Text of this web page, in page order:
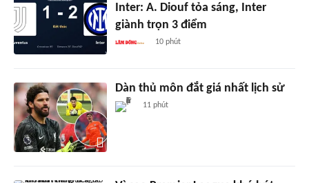
Inter: A. Diouf tỏa sáng, Inter
giành trọn 3 điểm
10 phút
Dàn thủ môn đắt giá nhất lịch sử
11 phút